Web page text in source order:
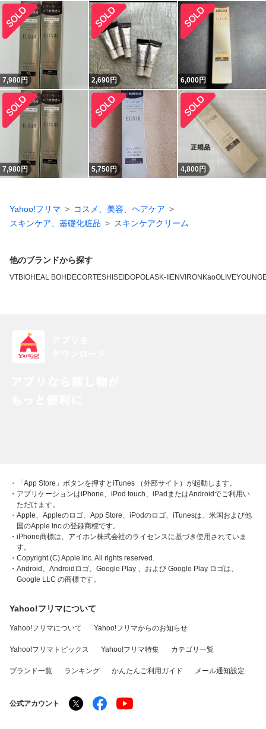
7,980円 2,690円 6,000円
7,980円 5,750円 4,800円
Yahoo!フリマ
コスメ、美容、ヘアケア
スキンケア、基礎化粧品
スキンケアクリーム
他のブランドから探す
VTBIOHEAL BOH DECORTESHISEIDOPOLASK-II ENVIRON KaoOLIVEYOUNG
・「App Store」ボタンを押すとiTunes （外部サイト）が起動します。
・アプリケーションはiPhone、iPod touch、iPadまたはAndroidでご利用い
ただけます。
・Apple、Appleのロゴ、App Store、iPodのロゴ、iTunesは、米国および他
国のApple Inc.の登録商標です。
・iPhone商標は、アイホン株式会社のライセンスに基づき使用されていま
す。
・Copyright (C) Apple Inc. All rights reserved.
・Android、Androidロゴ、Google Play 、および Google Play ロゴは、
Google LLC の商標です。
Yahoo!フリマについて
Yahoo!フリマについて Yahoo!フリマからのお知らせ
Yahoo!フリマトピックス Yahoo!フリマ特集 カテゴリ一覧
ブランド一覧 ランキング かんたんご利用ガイド メール通知設定
公式アカウント